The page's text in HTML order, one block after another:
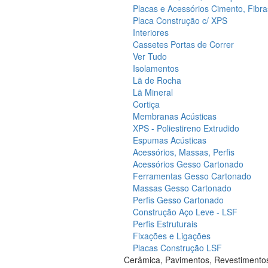
Placas e Acessórios Cimento,
Placa Construção c/ XPS
Interiores
Cassetes Portas de Correr
Ver Tudo
Isolamentos
Lã de Rocha
Lã Mineral
Cortiça
Membranas Acústicas
XPS - Poliestireno Extrudido
Espumas Acústicas
Acessórios, Massas, Perfis
Acessórios Gesso Cartonado
Ferramentas Gesso Cartonado
Massas Gesso Cartonado
Perfis Gesso Cartonado
Construção Aço Leve - LSF
Perfis Estruturais
Fixações e Ligações
Placas Construção LSF
Cerâmica, Pavimentos,